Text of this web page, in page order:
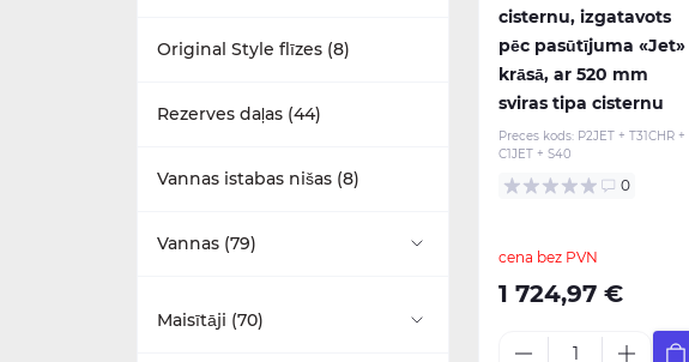
Maisītāji (5)
Mēbeles (7)
Tualetes podi (7)
Original Style flīzes (8)
Rezerves daļas (44)
Vannas istabas nišas (8)
Vannas (79)
Brīvi stāvošās (29)
Maisītāji (70)
cisternu, izgatavots
pēc pasūtījuma «Jet»
krāsā, ar 520 mm
sviras tipa cisternu
Preces kods: P2JET + T31CHR +
C1JET + S40
0
cena bez PVN
1 724,97 €